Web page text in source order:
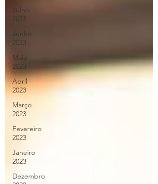
Julho
2023
Junho
2023
Maio
2023
Abril
2023
Março
2023
Fevereiro
2023
Janeiro
2023
Dezembro